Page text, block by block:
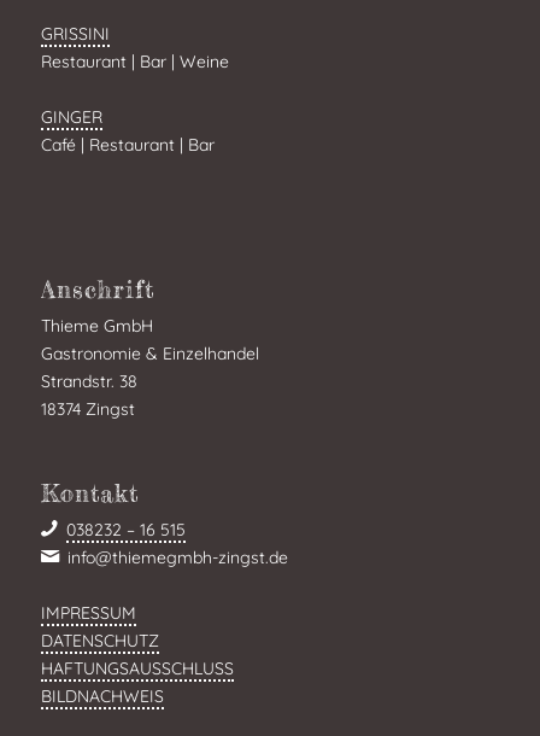
GRISSINI
Restaurant | Bar | Weine
GINGER
Café | Restaurant | Bar
Anschrift
Thieme GmbH
Gastronomie & Einzelhandel
Strandstr. 38
18374 Zingst
Kontakt
038232 – 16 515
info@thiemegmbh-zingst.de
IMPRESSUM
DATENSCHUTZ
HAFTUNGSAUSSCHLUSS
BILDNACHWEIS